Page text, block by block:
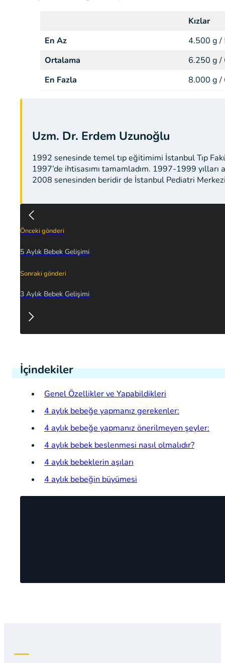
İçindekiler
Genel Özellikler ve Yapabildikleri
4 aylık bebeğe yapmanız gerekenler:
4 aylık bebeğe yapmanız önerilmeyen şeyler:
4 aylık bebek beslenmesi nasıl olmalıdır?
4 aylık bebeklerin aşıları
4 aylık bebeğin büyümesi
Kızlar
En Az
4.500 g /
Ortalama
6.250 g /
En Fazla
8.000 g /
Uzm. Dr. Erdem Uzunoğlu
1992 senesinde temel tıp eğitimimi İstanbul Tıp
1997’de ihtisasımı tamamladım. 1997-1999
2008 senesinden beridir de İstanbul Pediatri
Önceki gönderi
5 Aylık Bebek Gelişimi
Sonraki gönderi
3 Aylık Bebek Gelişimi